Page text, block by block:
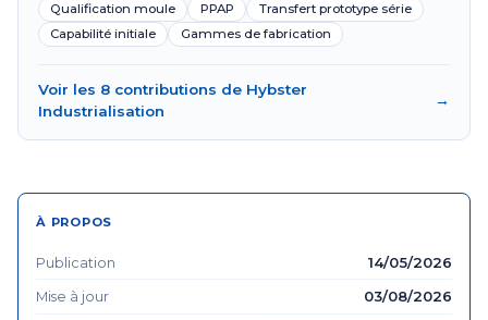
Qualification moule PPAP
Transfert prototype série
Capabilité initiale
Gammes de fabrication
Voir les 8 contributions de Hybster
Industrialisation
→
À PROPOS
Publication 14/05/2026
Mise à jour 03/08/2026